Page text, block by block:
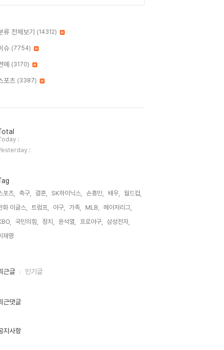
류 전체보기 (14312)
슈 (7754)
예 (3170)
포츠 (3387)
수
:
:
포츠, 축구, 결혼, SK하이닉스, 손흥민, 배우,
월드컵,
화 이글스,
트럼프, 야구, 가족, MLB,
메이저리그,
국민의힘, 정치, 윤석열, 프로야구,
삼성전자,
재명,
근글 인기글
근댓글
지사항